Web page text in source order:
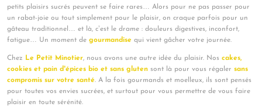
petits plaisirs sucrés peuvent se faire rares… Alors pour ne pas passer pour
un rabat-joie ou tout simplement pour le plaisir, on craque parfois pour un
gâteau traditionnel… et là, c’est le drame : douleurs digestives, inconfort,
fatigue… Un moment de gourmandise qui vient gâcher votre journée.
Chez Le Petit Minotier, nous avons une autre idée du plaisir. Nos cakes,
cookies et pain d’épices bio et sans gluten sont là pour vous régaler sans
compromis sur votre santé. A la fois gourmands et moelleux, ils sont pensés
pour toutes vos envies sucrées, et surtout pour vous permettre de vous faire
plaisir en toute sérénité.